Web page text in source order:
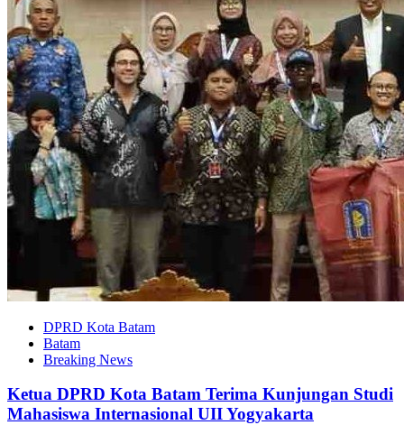
DPRD Kota Batam
Batam
Breaking News
Ketua DPRD Kota Batam Terima Kunjungan Studi
Mahasiswa Internasional UII Yogyakarta